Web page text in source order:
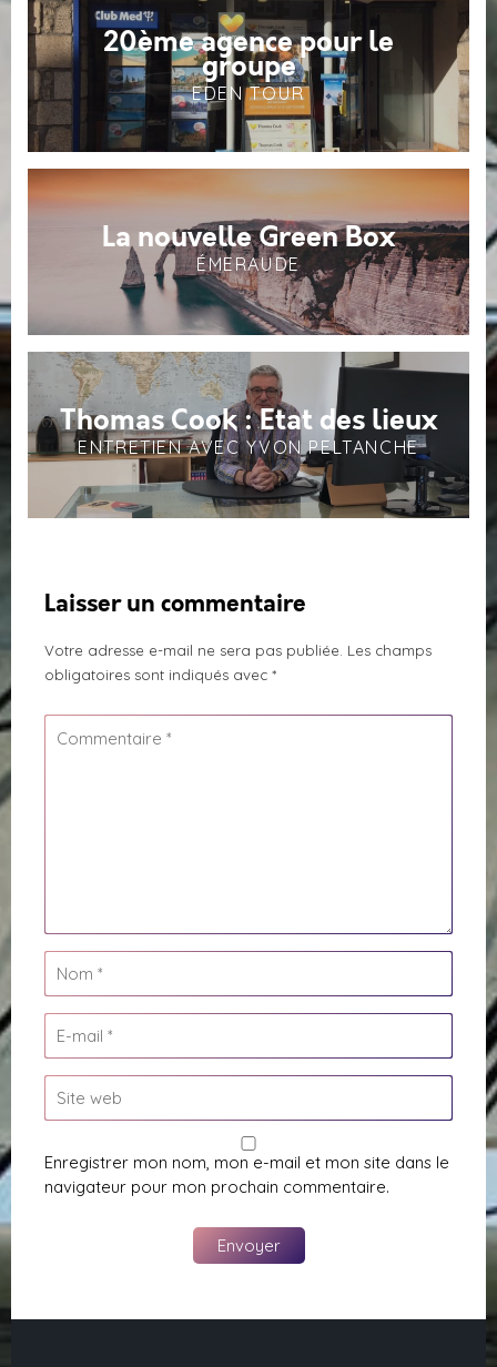
20ème agence pour le
groupe
EDEN TOUR
La nouvelle Green Box
ÉMERAUDE
Thomas Cook : Etat des lieux
ENTRETIEN AVEC YVON PELTANCHE
Laisser un commentaire
Votre adresse e-mail ne sera pas publiée. Les champs
obligatoires sont indiqués avec *
Enregistrer mon nom, mon e-mail et mon site dans le
navigateur pour mon prochain commentaire.